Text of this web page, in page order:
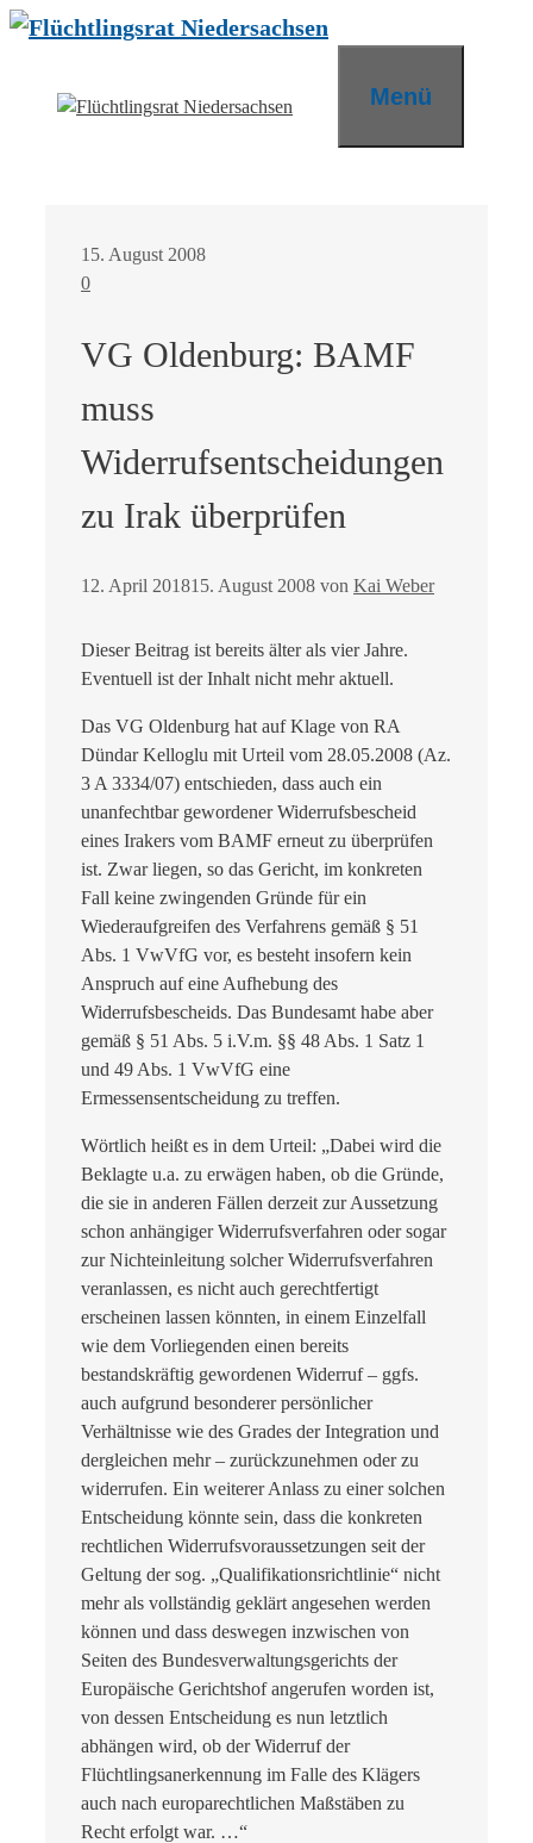
Zum
Menü
15. August 2008
0
VG Oldenburg: BAMF
muss
Widerrufsentscheidungen
zu Irak überprüfen
12. April 201815. August 2008 von Kai Weber
Dieser Beitrag ist bereits älter als vier Jahre.
Eventuell ist der Inhalt nicht mehr aktuell.
Das VG Oldenburg hat auf Klage von RA
Dündar Kelloglu mit Urteil vom 28.05.2008 (Az.
3 A 3334/07) entschieden, dass auch ein
unanfechtbar gewordener Widerrufsbescheid
eines Irakers vom BAMF erneut zu überprüfen
ist. Zwar liegen, so das Gericht, im konkreten
Fall keine zwingenden Gründe für ein
Wiederaufgreifen des Verfahrens gemäß § 51
Abs. 1 VwVfG vor, es besteht insofern kein
Anspruch auf eine Aufhebung des
Widerrufsbescheids. Das Bundesamt habe aber
gemäß § 51 Abs. 5 i.V.m. §§ 48 Abs. 1 Satz 1
und 49 Abs. 1 VwVfG eine
Ermessensentscheidung zu treffen.
Wörtlich heißt es in dem Urteil: „Dabei wird die
Beklagte u.a. zu erwägen haben, ob die Gründe,
die sie in anderen Fällen derzeit zur Aussetzung
schon anhängiger Widerrufsverfahren oder sogar
zur Nichteinleitung solcher Widerrufsverfahren
veranlassen, es nicht auch gerechtfertigt
erscheinen lassen könnten, in einem Einzelfall
wie dem Vorliegenden einen bereits
bestandskräftig gewordenen Widerruf – ggfs.
auch aufgrund besonderer persönlicher
Verhältnisse wie des Grades der Integration und
dergleichen mehr – zurückzunehmen oder zu
widerrufen. Ein weiterer Anlass zu einer solchen
Entscheidung könnte sein, dass die konkreten
rechtlichen Widerrufsvoraussetzungen seit der
Geltung der sog. „Qualifikationsrichtlinie“ nicht
mehr als vollständig geklärt angesehen werden
können und dass deswegen inzwischen von
Seiten des Bundesverwaltungsgerichts der
Europäische Gerichtshof angerufen worden ist,
von dessen Entscheidung es nun letztlich
abhängen wird, ob der Widerruf der
Flüchtlingsanerkennung im Falle des Klägers
auch nach europarechtlichen Maßstäben zu
Recht erfolgt war. …“